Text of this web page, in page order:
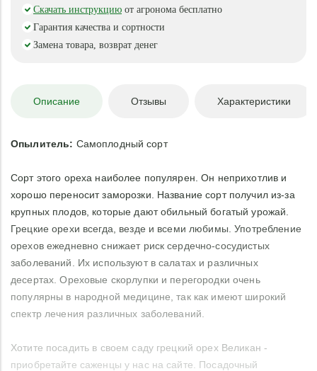
Скачать инструкцию от агронома бесплатно
Гарантия качества и сортности
Замена товара, возврат денег
Описание Отзывы Характеристики
Опылитель: Самоплодный сорт
Сорт этого ореха наиболее популярен. Он неприхотлив и
хорошо переносит заморозки. Название сорт получил из-за
крупных плодов, которые дают обильный богатый урожай.
Грецкие орехи всегда, везде и всеми любимы. Употребление
орехов ежедневно снижает риск сердечно-сосудистых
заболеваний. Их используют в салатах и различных
десертах. Ореховые скорлупки и перегородки очень
популярны в народной медицине, так как имеют широкий
спектр лечения различных заболеваний.
Хотите посадить в своем саду грецкий орех Великан -
приобретайте саженцы у нас на сайте. Посадочный